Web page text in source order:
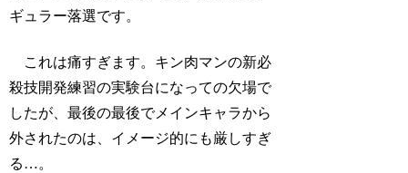
ギュラー落選です。
これは痛すぎます。キン肉マンの新必
殺技開発練習の実験台になっての欠場で
したが、最後の最後でメインキャラから
外されたのは、イメージ的にも厳しすぎ
る…。